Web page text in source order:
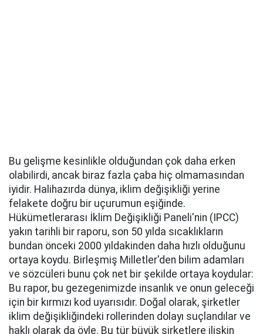
Bu gelişme kesinlikle olduğundan çok daha erken
olabilirdi, ancak biraz fazla çaba hiç olmamasından
iyidir. Halihazırda dünya, iklim değişikliği yerine
felakete doğru bir uçurumun eşiğinde.
Hükümetlerarası İklim Değişikliği Paneli'nin (IPCC)
yakın tarihli bir raporu, son 50 yılda sıcaklıkların
bundan önceki 2000 yıldakinden daha hızlı olduğunu
ortaya koydu. Birleşmiş Milletler'den bilim adamları
ve sözcüleri bunu çok net bir şekilde ortaya koydular:
Bu rapor, bu gezegenimizde insanlık ve onun geleceği
için bir kırmızı kod uyarısıdır. Doğal olarak, şirketler
iklim değişikliğindeki rollerinden dolayı suçlandılar ve
haklı olarak da öyle. Bu tür büyük şirketlere ilişkin